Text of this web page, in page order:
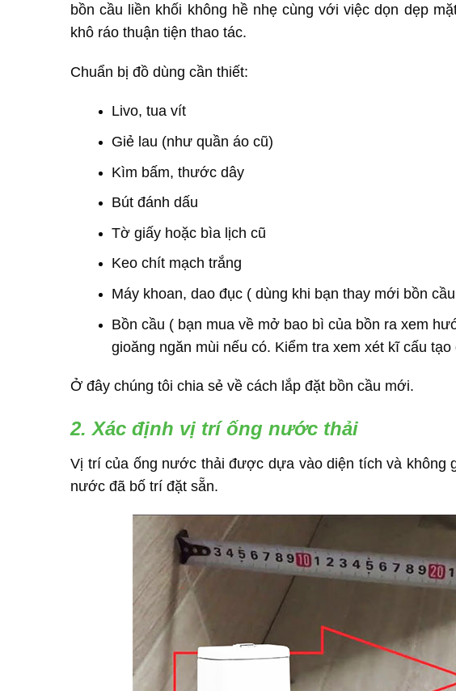
bồn cầu liền khối không hề nhẹ cùng với việc dọn dẹp
khô ráo thuận tiện thao tác.
Chuẩn bị đồ dùng cần thiết:
Livo, tua vít
Giẻ lau (như quần áo cũ)
Kìm bấm, thước dây
Bút đánh dấu
Tờ giấy hoặc bìa lịch cũ
Keo chít mạch trắng
Máy khoan, dao đục ( dùng khi bạn thay mới bồn
Bồn cầu ( bạn mua về mở bao bì của bồn ra xem
gioăng ngăn mùi nếu có. Kiểm tra xem xét kĩ cấu tạo
Ở đây chúng tôi chia sẻ về cách lắp đặt bồn cầu mới.
2. Xác định vị trí ống nước thải
Vị trí của ống nước thải được dựa vào diện tích và không
nước đã bố trí đặt sẵn.